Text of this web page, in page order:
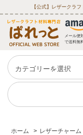
【公式】レザークラ
メール便
で送料無
ホーム > レザーチャーム